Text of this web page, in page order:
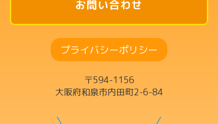
ドラムコース
ボーカルコース
ギター・ウクレレ・ベースコース
お問い合わせ
プライバシーポリシー
〒594-1156
大阪府和泉市内田町2-6-84